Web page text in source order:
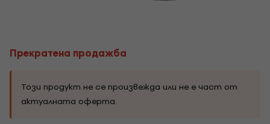
Прекратена продажба
Този продукт не се произвежда или не е част от
актуалната оферта.